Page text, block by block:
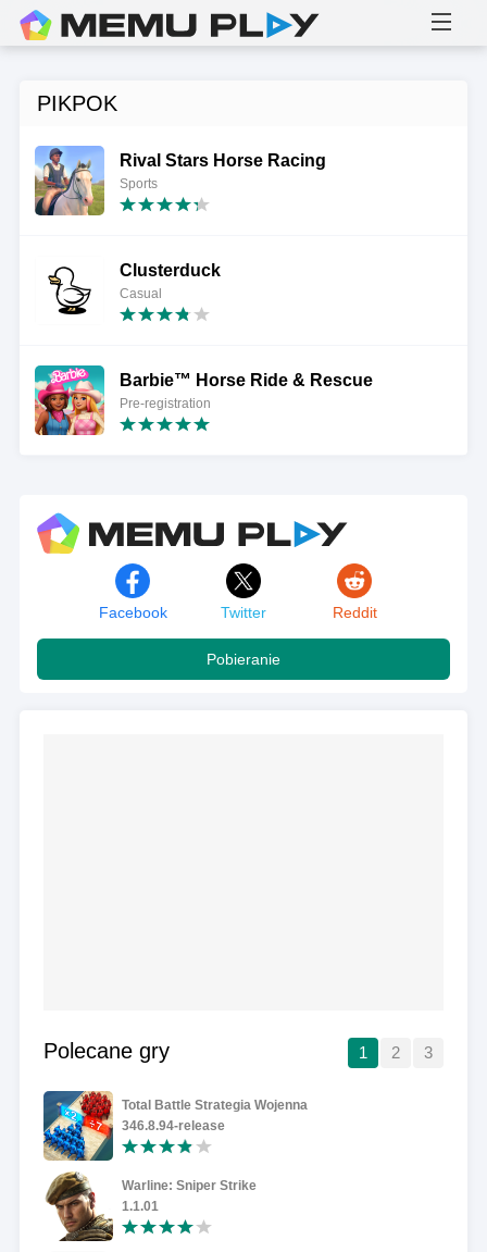
PIKPOK
Rival Stars Horse Racing
Sports
Clusterduck
Casual
Barbie™ Horse Ride & Rescue
Pre-registration
Facebook Twitter Reddit
Pobieranie
Polecane gry 1 2 3
Total Battle Strategia Wojenna
346.8.94-release
Warline: Sniper Strike
1.1.01